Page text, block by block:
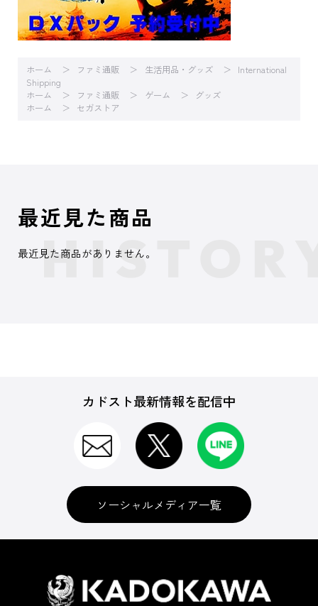
ホーム ファミ通販 生活用品・グッズ
International
Shipping
ホーム
ファミ通販 ゲーム
グッズ
ホーム
セガストア
最近見た商品
最近見た商品がありません。
カドスト最新情報を配信中
ソーシャルメディア一覧